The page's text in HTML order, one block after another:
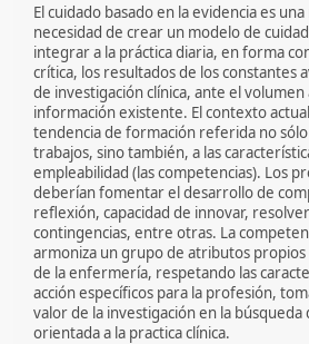
El cuidado basado en la evidencia es
necesidad de crear un modelo de
integrar a la práctica diaria, en forma
crítica, los resultados de los constantes
de investigación clínica, ante el
información existente. El contexto
tendencia de formación referida no sólo
trabajos, sino también, a las
empleabilidad (las competencias). Los
deberían fomentar el desarrollo de
reflexión, capacidad de innovar,
contingencias, entre otras. La
armoniza un grupo de atributos
de la enfermería, respetando las
acción específicos para la profesión,
valor de la investigación en la búsqueda
orientada a la practica clínica.